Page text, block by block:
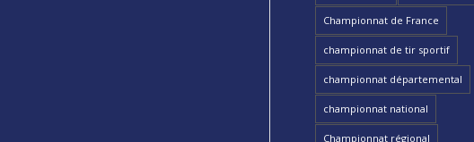
Championnat de France
championnat de tir sportif
championnat départemental
championnat national
Championnat régional